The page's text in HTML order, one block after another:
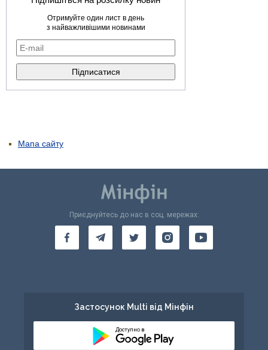
Отримуйте один лист в день
з найважливішими новинами
Мапа сайту
Приєднуйтесь до нас в соц. мережах:
Застосунок Multi від Мінфін
Доступно в